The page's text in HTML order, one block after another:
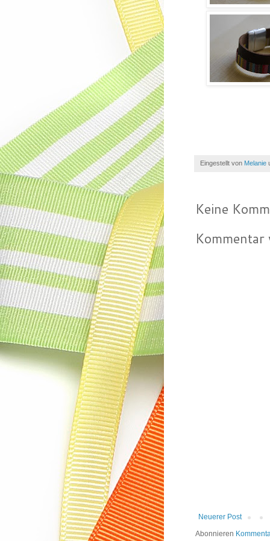
Eingestellt von Melanie
Keine
Neuerer Post
Abonnieren